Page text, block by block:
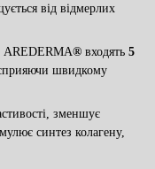
від відмерлих
AREDERMA® входять 5
сприяючи швидкому
зменшує
синтез колагену,